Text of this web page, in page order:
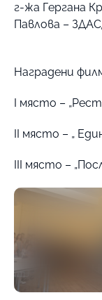
г-жа Гергана
Павлова –
Наградени
I място –
II място – „
III място –